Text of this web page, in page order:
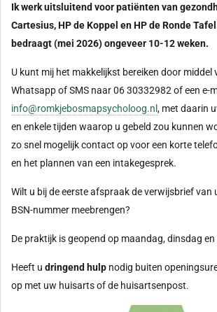
Ik werk uitsluitend voorpatiënten van
Cartesius, HP de Koppel en HP de Ronde
bedraagt (mei 2026) ongeveer 10-12 weken.
U kunt mij het makkelijkst bereiken door middel
Whatsapp of SMS naar 06 30332982 of een e-
info@romkjebosmapsycholoog.nl , met daarin
en enkele tijden waarop u gebeld zou kunnen
zo snel mogelijk contact op voor een korte
en het plannen van een intakegesprek.
Wilt u bij de eerste afspraak de verwijsbrief van
BSN-nummer meebrengen?
De praktijk is geopend op maandag, dinsdag
Heeft u dringend hulp nodig buiten
op met uw huisarts of de huisartsenpost.